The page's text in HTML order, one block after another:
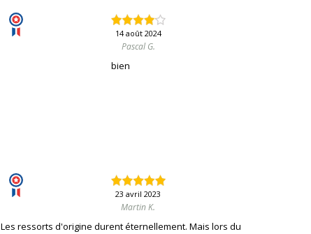
14 août 2024
Pascal G.
bien
23 avril 2023
Martin K.
Les ressorts d'origine durent éternellement. Mais lors du